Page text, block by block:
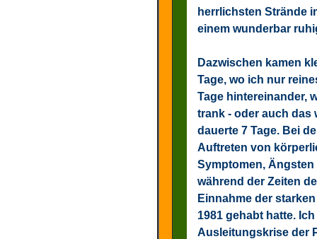
herrlichsten Strände
einem wunderbar
Dazwischen kamen
Tage, wo ich nur
Tage hintereinander,
trank - oder auch das
dauerte 7 Tage. Bei
Auftreten von
Symptomen,
während der Zeiten
Einnahme der
1981 gehabt hatte.
Ausleitungskrise der